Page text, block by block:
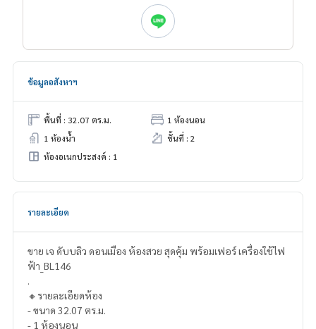
ข้อมูลอสังหาฯ
พื้นที่ : 32.07 ตร.ม.
1 ห้องนอน
1 ห้องน้ำ
ชั้นที่ : 2
ห้องอเนกประสงค์ : 1
รายละเอียด
ขาย เจ ดับบลิว ดอนเมือง ห้องสวย สุดคุ้ม พร้อมเฟอร์ เครื่องใช้ไฟ
ฟ้า_BL146
.
🔸รายละเอียดห้อง
- ขนาด 32.07 ตร.ม.
- 1 ห้องนอน